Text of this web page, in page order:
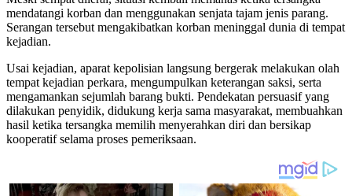
mendatangi korban dan menggunakan senjata tajam jenis parang.
Serangan tersebut mengakibatkan korban meninggal dunia di tempat
kejadian.
Usai kejadian, aparat kepolisian langsung bergerak melakukan olah
tempat kejadian perkara, mengumpulkan keterangan saksi, serta
mengamankan sejumlah barang bukti. Pendekatan persuasif yang
dilakukan penyidik, didukung kerja sama masyarakat, membuahkan
hasil ketika tersangka memilih menyerahkan diri dan bersikap
kooperatif selama proses pemeriksaan.